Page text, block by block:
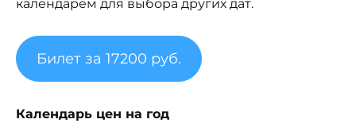
календарем для выбора других дат.
Билет за 17200 руб.
Календарь цен на год